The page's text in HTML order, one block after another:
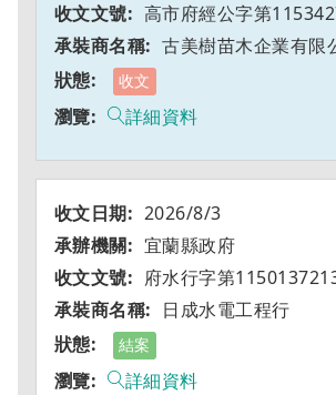
高市府經公字第
古美樹苗木企業有限
收文
詳細資料
2026/8/3
宜蘭縣政府
府水行字第
日成水電工程行
結案
詳細資料